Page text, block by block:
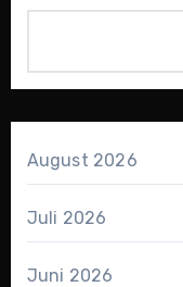
August 2026
Juli 2026
Juni 2026